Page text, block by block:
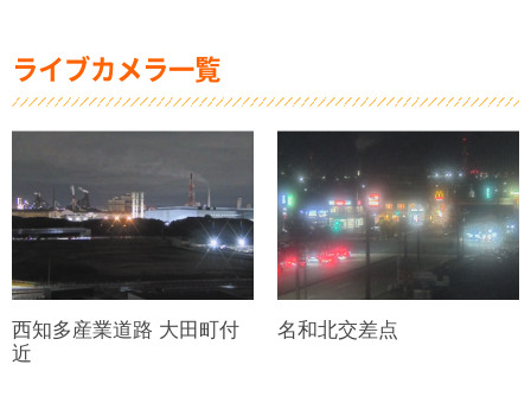
ライブカメラ一覧
西知多産業道路 大田町付
近
名和北交差点